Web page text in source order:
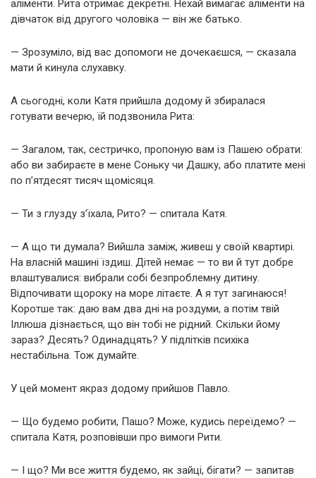
аліменти. Рита отримає декретні. Нехай вимагає аліменти на
дівчаток від другого чоловіка — він же батько.
— Зрозуміло, від вас допомоги не дочекаєшся, — сказала
мати й кинула слухавку.
А сьогодні, коли Катя прийшла додому й збиралася
готувати вечерю, їй подзвонила Рита:
— Загалом, так, сестричко, пропоную вам із Пашею обрати:
або ви забираєте в мене Соньку чи Дашку, або платите мені
по п’ятдесят тисяч щомісяця.
— Ти з глузду з’їхала, Рито? — спитала Катя.
— А що ти думала? Вийшла заміж, живеш у своїй квартирі.
На власній машині їздиш. Дітей немає — то ви й тут добре
влаштувалися: вибрали собі безпроблемну дитину.
Відпочивати щороку на море літаєте. А я тут загинаюся!
Коротше так: даю вам два дні на роздуми, а потім твій
Іллюша дізнається, що він тобі не рідний. Скільки йому
зараз? Десять? Одинадцять? У підлітків психіка
нестабільна. Тож думайте.
У цей момент якраз додому прийшов Павло.
— Що будемо робити, Пашо? Може, кудись переїдемо? —
спитала Катя, розповівши про вимоги Рити.
— І що? Ми все життя будемо, як зайці, бігати? — запитав